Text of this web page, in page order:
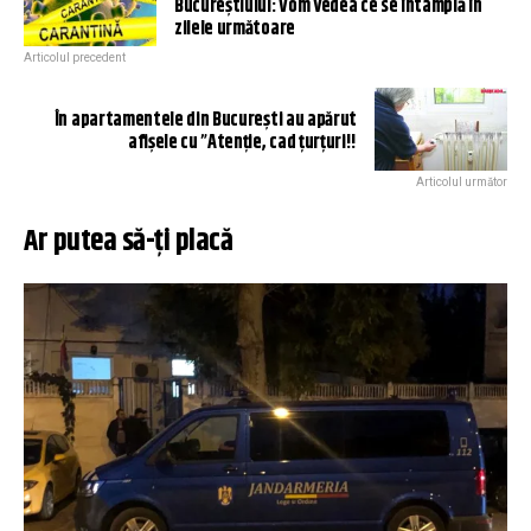
Bucureștiului: Vom vedea ce se întâmplă în
zilele următoare
Articolul precedent
În apartamentele din București au apărut
afișele cu ”Atenție, cad țurțuri!!
Articolul următor
Ar putea să-ți placă